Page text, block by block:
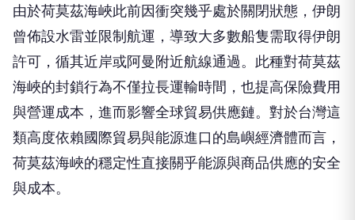
由於荷莫茲海峽此前因衝突幾乎處於關閉狀態，伊朗
曾佈設水雷並限制航運，導致大多數船隻需取得伊朗
許可，循其近岸或阿曼附近航線通過。此種對荷莫茲
海峽的封鎖行為不僅拉長運輸時間，也提高保險費用
與營運成本，進而影響全球貿易供應鏈。對於台灣這
類高度依賴國際貿易與能源進口的島嶼經濟體而言，
荷莫茲海峽的穩定性直接關乎能源與商品供應的安全
與成本。